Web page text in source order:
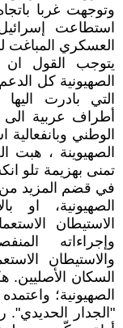
وتوجهت غربا
استطاعت
العسكري المباغت
يتوجب القول ان
الصهيونية كل
التي بادرت
أطراف عربية
الوطني
الصهيوينة ، هبت
تمنى بهزيمة تلو
في قضم المزيد من
الصهيونية، او
الاستيطان
وإجراءاته
والاستيطان
السكان
الصهيونية؛
"الجدار الحديدي".